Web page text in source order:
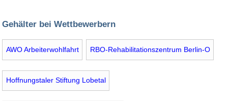
Gehälter bei Wettbewerbern
AWO Arbeiterwohlfahrt RBO-Rehabilitationszentrum Berlin-O
Hoffnungstaler Stiftung Lobetal